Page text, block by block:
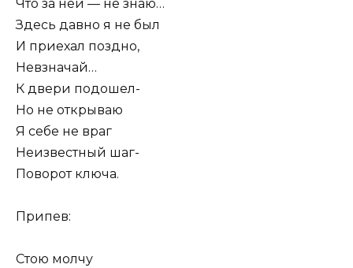
Что за ней — не знаю…
Здесь давно я не был
И приехал поздно,
Невзначай…
К двери подошел-
Но не открываю
Я себе не враг
Неизвестный шаг-
Поворот ключа.
Припев:
Стою молчу